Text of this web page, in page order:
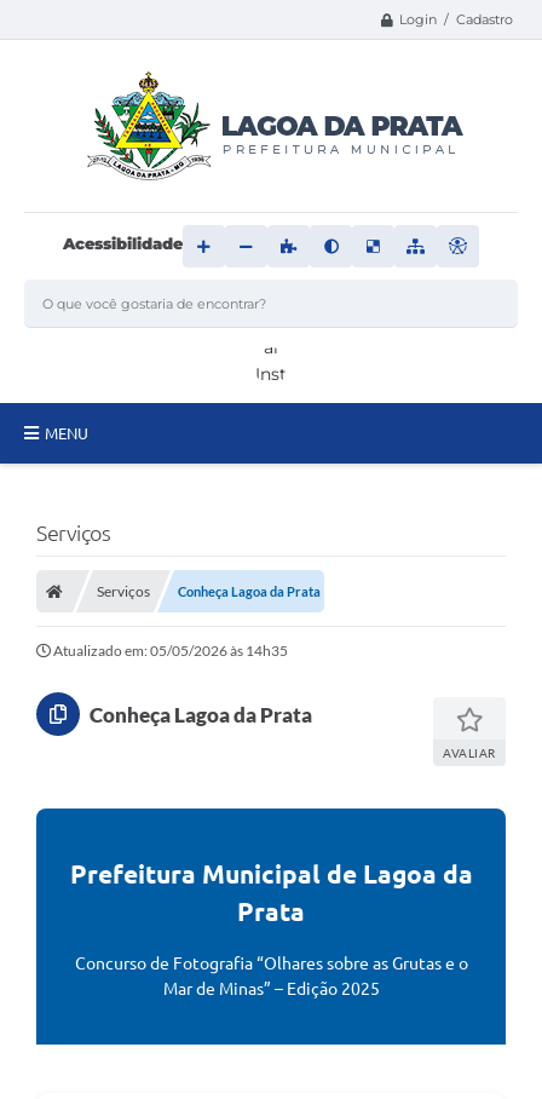
Login / Cadastro
Acessibilidade
MENU
Transparência
Carta de Serviços
Editais
Ouvidoria
IPTU, ALVARÁ, ISS E OUTROS SERVIÇOS
Livro Eletrônico
Serviços
Serviços Conheça Lagoa da Prata
Atualizado em: 05/05/2026 às 14h35
Conheça Lagoa da Prata
AVALIAR
Prefeitura Municipal de Lagoa da
Prata
Concurso de Fotografia “Olhares sobre as Grutas e o
Mar de Minas” – Edição 2025